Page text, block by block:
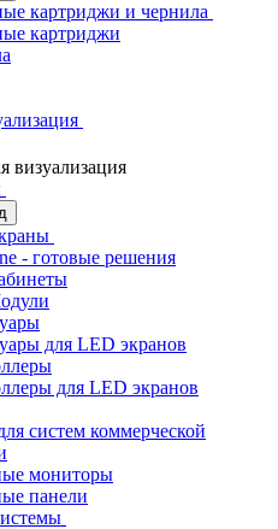
картриджи и чернила
картриджи
визуализация
- готовые решения
для LED экранов
для LED экранов
систем коммерческой
мониторы
панели